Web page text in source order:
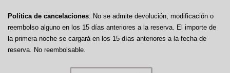
Política de cancelaciones: No se admite devolución, modificación o
reembolso alguno en los 15 días anteriores a la reserva. El importe de
la primera noche se cargará en los 15 días anteriores a la fecha de
reserva. No reembolsable.